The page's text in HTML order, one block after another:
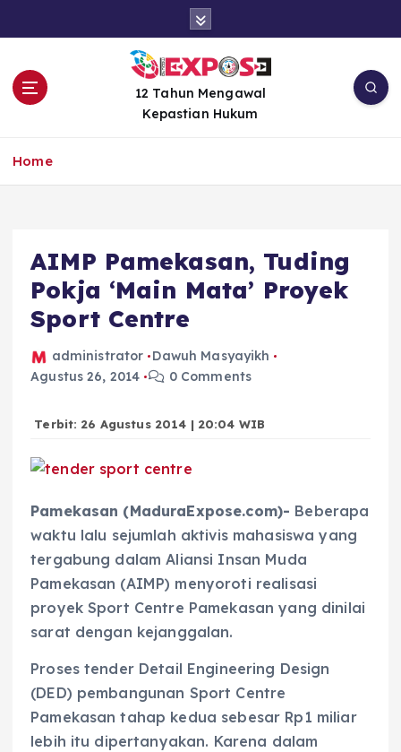
12 Tahun Mengawal
Kepastian Hukum
Home
AIMP Pamekasan, Tuding
Pokja ‘Main Mata’ Proyek
Sport Centre
administrator
Dawuh Masyayikh
Agustus 26, 2014
0 Comments
Terbit: 26 Agustus 2014 | 20:04 WIB
Pamekasan (MaduraExpose.com)- Beberapa
waktu lalu sejumlah aktivis mahasiswa yang
tergabung dalam Aliansi Insan Muda
Pamekasan (AIMP) menyoroti realisasi
proyek Sport Centre Pamekasan yang dinilai
sarat dengan kejanggalan.
Proses tender Detail Engineering Design
(DED) pembangunan Sport Centre
Pamekasan tahap kedua sebesar Rp1 miliar
lebih itu dipertanyakan. Karena dalam